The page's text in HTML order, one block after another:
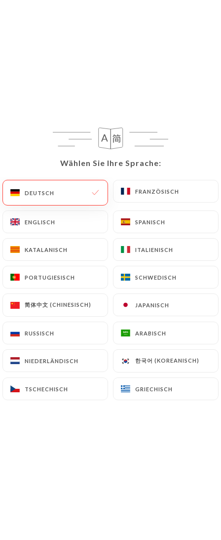
Wählen Sie Ihre Sprache:
DEUTSCH FRANZÖSISCH
ENGLISCH SPANISCH
KATALANISCH ITALIENISCH
PORTUGIESISCH SCHWEDISCH
简体中文 (CHINESISCH) JAPANISCH
RUSSISCH ARABISCH
NIEDERLÄNDISCH 한국어 (KOREANISCH)
TSCHECHISCH GRIECHISCH
Wählen Sie Ihre Sprache:
DEUTSCH FRANZÖSISCH
ENGLISCH SPANISCH
KATALANISCH ITALIENISCH
PORTUGIESISCH SCHWEDISCH
简体中文 (CHINESISCH) JAPANISCH
RUSSISCH ARABISCH
NIEDERLÄNDISCH 한국어 (KOREANISCH)
TSCHECHISCH GRIECHISCH